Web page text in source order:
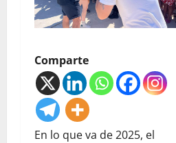
Comparte
En lo que va de 2025, el